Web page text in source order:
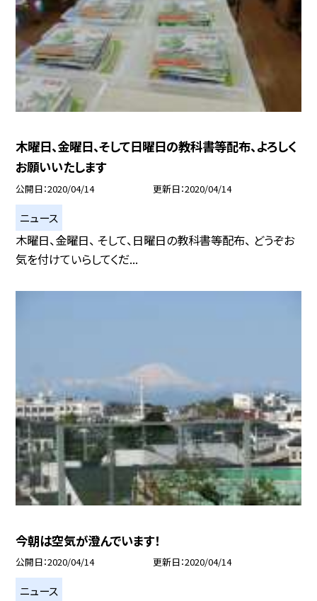
木曜日、金曜日、そして日曜日の教科書等配布、よろしく
お願いいたします
公開日 2020/04/14 更新日 2020/04/14
ニュース
木曜日、金曜日、 そして、日曜日の教科書等配布、 どうぞお
気を付けていらしてくだ...
今朝は空気が澄んでいます！
公開日 2020/04/14 更新日 2020/04/14
ニュース